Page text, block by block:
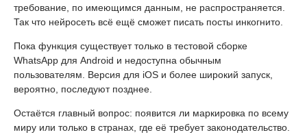
требование, по имеющимся данным, не распространяется.
Так что нейросеть всё ещё сможет писать посты инкогнито.
Пока функция существует только в тестовой сборке
WhatsApp для Android и недоступна обычным
пользователям. Версия для iOS и более широкий запуск,
вероятно, последуют позднее.
Остаётся главный вопрос: появится ли маркировка по всему
миру или только в странах, где её требует законодательство.